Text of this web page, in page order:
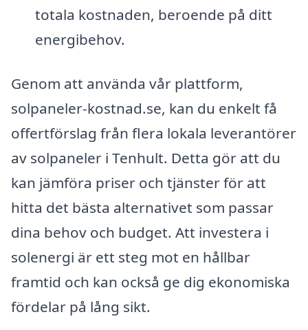
totala kostnaden, beroende på ditt
energibehov.
Genom att använda vår plattform,
solpaneler-kostnad.se, kan du enkelt få
offertförslag från flera lokala leverantörer
av solpaneler i Tenhult. Detta gör att du
kan jämföra priser och tjänster för att
hitta det bästa alternativet som passar
dina behov och budget. Att investera i
solenergi är ett steg mot en hållbar
framtid och kan också ge dig ekonomiska
fördelar på lång sikt.